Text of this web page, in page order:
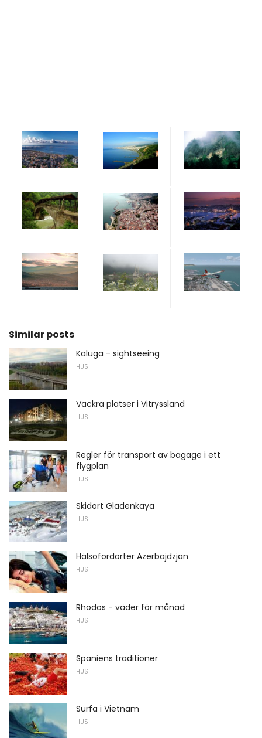
Similar posts
Kaluga - sightseeing
HUS
Vackra platser i Vitryssland
HUS
Regler för transport av bagage i ett
flygplan
HUS
Skidort Gladenkaya
HUS
Hälsofordorter Azerbajdzjan
HUS
Rhodos - väder för månad
HUS
Spaniens traditioner
HUS
Surfa i Vietnam
HUS